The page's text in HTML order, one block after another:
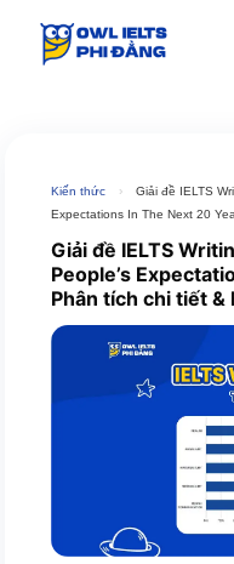
Kiến thức ›
Giải đề IELTS
Expectations In The Next 20
Giải đề IELTS
People’s
Phân tích chi tiết &